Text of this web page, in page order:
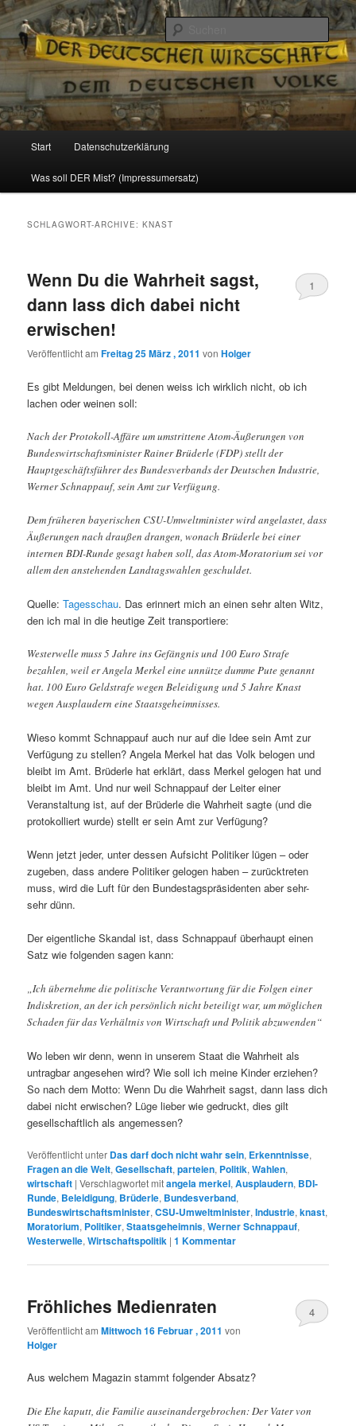
Reizzentrum
Politik, Wirtschaft, Soziales und Gesellschaft
Zum
Inhalt
Zum
sekundären
Start Datenschutzerklärung
Was soll DER Mist? (Impressumersatz)
SCHLAGWORT-ARCHIVE:KNAST
Wenn Du die Wahrheit sagst,
dann lass dich dabei nicht
erwischen!
Veröffentlicht amFreitag 25 März , 2011 vonHolger
1
Es gibt Meldungen, bei denen weiss ich wirklich nicht, ob ich
lachen oder weinen soll:
Nach der Protokoll-Affäre um umstrittene Atom-Äußerungen von
Bundeswirtschaftsminister Rainer Brüderle (FDP) stellt der
Hauptgeschäftsführer des Bundesverbands der Deutschen Industrie,
Werner Schnappauf, sein Amt zur Verfügung.
Dem früheren bayerischen CSU-Umweltminister wird angelastet, dass
Äußerungen nach draußen drangen, wonach Brüderle bei einer
internen BDI-Runde gesagt haben soll, das Atom-Moratorium sei vor
allem den anstehenden Landtagswahlen geschuldet.
Quelle:Tagesschau. Das erinnert mich an einen sehr alten Witz,
den ich mal in die heutige Zeit transportiere:
Westerwelle muss 5 Jahre ins Gefängnis und 100 Euro Strafe
bezahlen, weil er Angela Merkel eine unnütze dumme Pute genannt
hat. 100 Euro Geldstrafe wegen Beleidigung und 5 Jahre Knast
wegen Ausplaudern eine Staatsgeheimnisses.
Wieso kommt Schnappauf auch nur auf die Idee sein Amt zur
Verfügung zu stellen? Angela Merkel hat das Volk belogen und
bleibt im Amt. Brüderle hat erklärt, dass Merkel gelogen hat und
bleibt im Amt. Und nur weil Schnappauf der Leiter einer
Veranstaltung ist, auf der Brüderle die Wahrheit sagte (und die
protokolliert wurde) stellt er sein Amt zur Verfügung?
Wenn jetzt jeder, unter dessen Aufsicht Politiker lügen – oder
zugeben, dass andere Politiker gelogen haben – zurücktreten
muss, wird die Luft für den Bundestagspräsidenten aber sehr-
sehr dünn.
Der eigentliche Skandal ist, dass Schnappauf überhaupt einen
Satz wie folgenden sagen kann:
„Ich übernehme die politische Verantwortung für die Folgen einer
Indiskretion, an der ich persönlich nicht beteiligt war, um möglichen
Schaden für das Verhältnis von Wirtschaft und Politik abzuwenden“
Wo leben wir denn, wenn in unserem Staat die Wahrheit als
untragbar angesehen wird? Wie soll ich meine Kinder erziehen?
So nach dem Motto: Wenn Du die Wahrheit sagst, dann lass dich
dabei nicht erwischen? Lüge lieber wie gedruckt, dies gilt
gesellschaftlich als angemessen?
Veröffentlicht unter Das darf doch nicht wahr sein, Erkenntnisse,
Fragen an die Welt,Gesellschaft,parteien, Politik,Wahlen,
wirtschaft |Verschlagwortet mitangela merkel,Ausplaudern, BDI-
Runde, Beleidigung, Brüderle, Bundesverband,
Bundeswirtschaftsminister,CSU-Umweltminister,Industrie,knast,
Moratorium, Politiker,Staatsgeheimnis,Werner Schnappauf,
Westerwelle,Wirtschaftspolitik |1 Kommentar
Fröhliches Medienraten
Veröffentlicht amMittwoch 16 Februar , 2011 von
Holger
4
Aus welchem Magazin stammt folgender Absatz?
Die Ehe kaputt, die Familie auseinandergebrochen: Der Vater von